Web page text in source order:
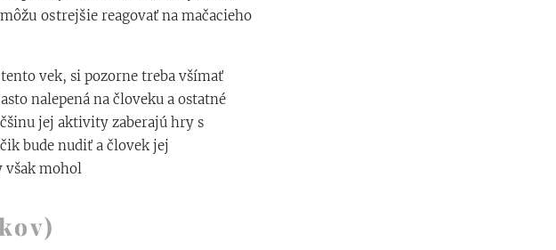
ostrejšie reagovať na mačacieho
vek, si pozorne treba všímať
nalepená na človeku a ostatné
jej aktivity zaberajú hry s
bude nudiť a človek jej
však mohol